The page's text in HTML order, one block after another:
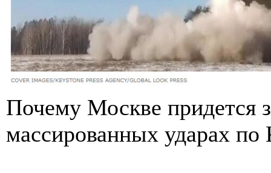
Почему Москве придется
массированных ударах по